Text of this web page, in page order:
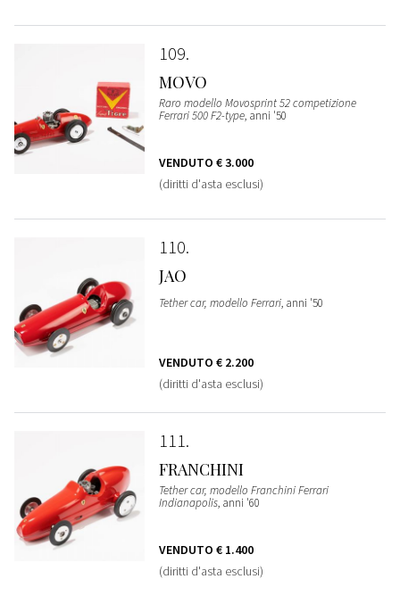
109
MOVO
Raro modello Movosprint 52 competizione
Ferrari 500 F2-type, anni '50
VENDUTO € 3.000
(diritti d'asta esclusi)
110
JAO
Tether car, modello Ferrari, anni '50
VENDUTO € 2.200
(diritti d'asta esclusi)
111
FRANCHINI
Tether car, modello Franchini Ferrari
Indianapolis, anni '60
VENDUTO € 1.400
(diritti d'asta esclusi)